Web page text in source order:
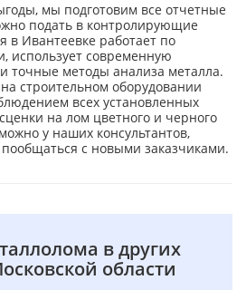
мы подготовим все отчетные
подать в контролирующие
Ивантеевке работает по
использует современную
точные методы анализа металла.
строительном оборудовании
всех установленных
на лом цветного и черного
у наших консультантов,
пообщаться с новыми заказчиками.
в других
области